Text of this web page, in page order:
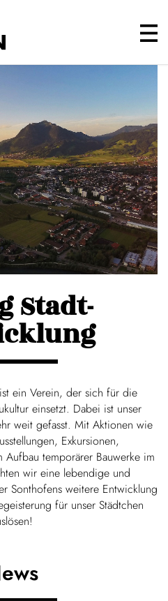
Stadt-
ein Verein, der sich für die
einsetzt. Dabei ist unser
weit gefasst. Mit Aktionen wie
Exkursionen,
Aufbau temporärer Bauwerke im
wir eine lebendige und
Sonthofens weitere Entwicklung
für unser Städtchen